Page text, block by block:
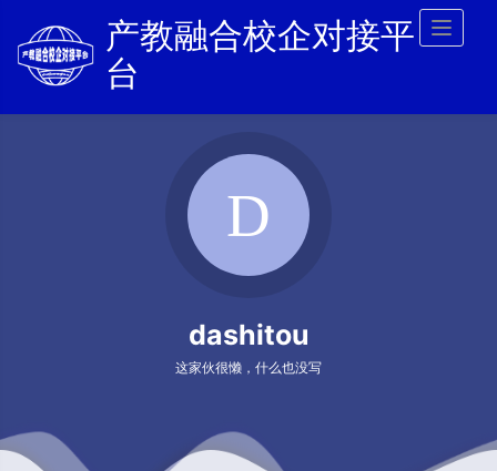
Toggle
产教融合校企对接平
台
dashitou
这家伙很懒，什么也没写